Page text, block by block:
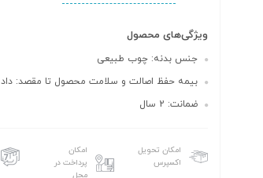
ویژگی‌های محصول
جنس بدنه: چوب طبیعی
بیمه حفظ اصالت و سلامت محصول تا مقصد: داد
ضمانت: 2 سال
امکان تحویل
اکسپرس
امکان
پرداخت در
محل